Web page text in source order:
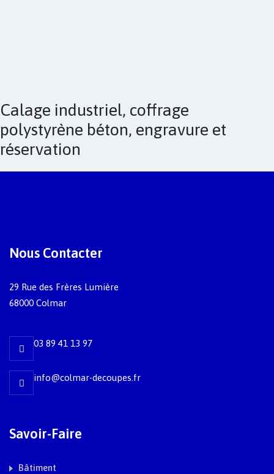
Calage industriel, coffrage
polystyrène béton, engravure et
réservation
Nous Contacter
29 Rue des Frères Lumière
68000 Colmar
03 89 41 13 97
info@colmar-decoupes.fr
Savoir-Faire
Bâtiment